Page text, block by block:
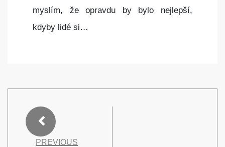
myslím, že opravdu by bylo nejlepší,
kdyby lidé si…
PREVIOUS